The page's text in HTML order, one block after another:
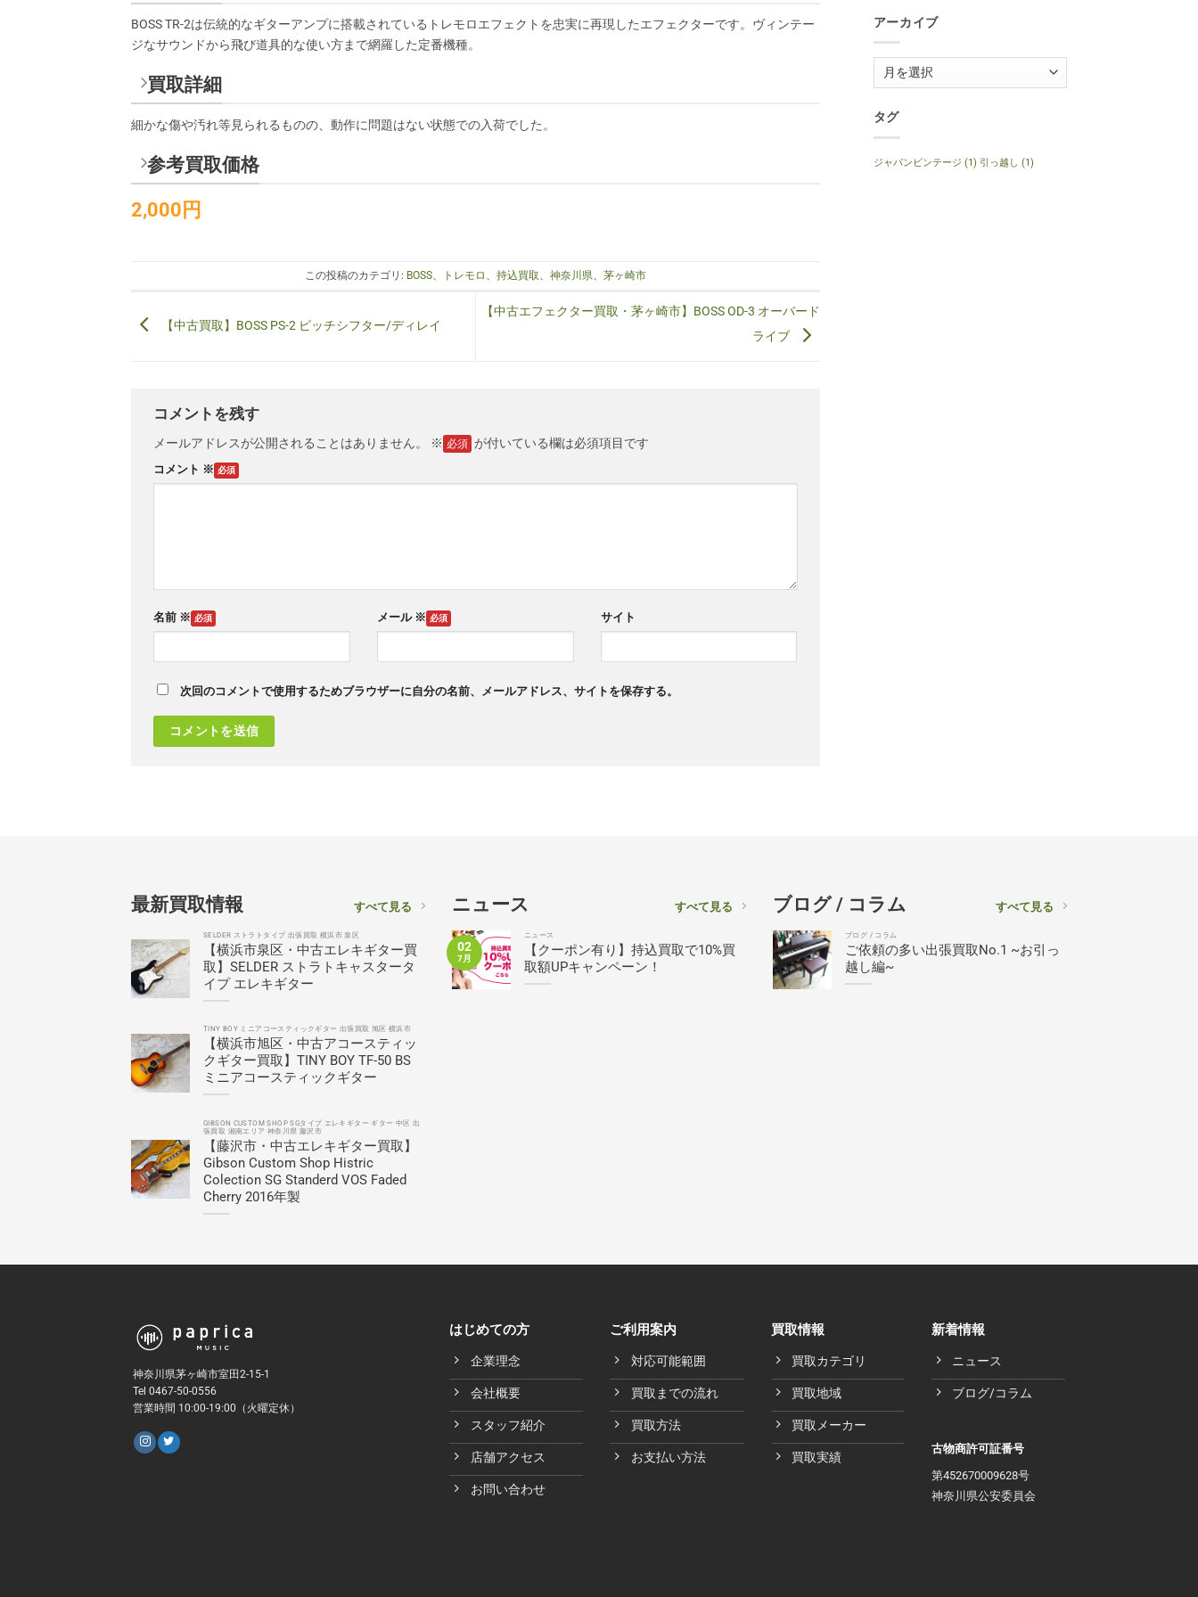
BOSS TR-2は伝統的なギターアンプに搭載されているトレモロエフェクトを忠実に再現したエフェクターです。ヴィンテー
ジなサウンドから飛び道具的な使い方まで網羅した定番機種。
買取詳細
細かな傷や汚れ等見られるものの、動作に問題はない状態での入荷でした。
参考買取価格
2,000円
この投稿のカテゴリ: BOSS、 トレモロ 持込買取 神奈川県 茅ヶ崎市
【中古買取】BOSS PS-2 ピッチシフター/ディレイ
【中古エフェクター買取・茅ヶ崎市】BOSS OD-3 オーバード
ライブ
コメントを残す
メールアドレスが公開されることはありません。 ※ が付いている欄は必須項目です
コメント ※
名前 ※ メール ※ サイト
次回のコメントで使用するためブラウザーに自分の名前、メールアドレス、サイトを保存する。
へ
の
製
ラ
ル
へ
アーカイブ
イ
ブ
タグ
ジャパンビンテージ (1) 引っ越し (1)
最新買取情報 すべて見る
SELDER ストラトタイプ 出張買取 横浜市 泉区
【横浜市泉区・中古エレキギター買
取】SELDER ストラトキャスタータ
イプ エレキギター
TINY BOY ミニアコースティックギター 出張買取 旭区 横浜市
【横浜市旭区・中古アコースティッ
クギター買取】TINY BOY TF-50 BS
ミニアコースティックギター
GIBSON CUSTOM SHOP SGタイプ エレキギター ギター 中区 出
張買取 湘南エリア 神奈川県 藤沢市
【藤沢市・中古エレキギター買取】
Gibson Custom Shop Histric
Colection SG Standerd VOS Faded
Cherry 2016年製
ニュース すべて見る
ニュース
【クーポン有り】持込買取で10%買
取額UPキャンペーン！
02
7月
ブログ / コラム すべて見る
ブログ / コラム
ご依頼の多い出張買取No.1 ~お引っ
越し編~
神奈川県茅ヶ崎市室田2-15-1
Tel 0467-50-0556
営業時間 10:00-19:00（火曜定休）
はじめての方
企業理念
会社概要
スタッフ紹介
店舗アクセス
お問い合わせ
ご利用案内
対応可能範囲
買取までの流れ
買取方法
お支払い方法
買取情報
買取カテゴリ
買取地域
買取メーカー
買取実績
新着情報
ニュース
ブログ/コラム
古物商許可証番号
第452670009628号
神奈川県公安委員会